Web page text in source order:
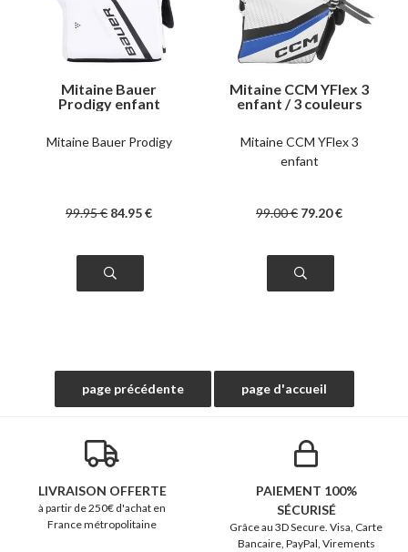
Mitaine Bauer
Prodigy enfant
Mitaine Bauer Prodigy
99.95€ 84.95€
Mitaine CCM YFlex 3
enfant / 3 couleurs
Mitaine CCM YFlex 3
enfant
99.00€ 79.20€
LIVRAISON OFFERTE
à partir de 250€ d'achat en
France métropolitaine
PAIEMENT 100%
SÉCURISÉ
Grâce au 3D Secure. Visa, Carte
Bancaire, PayPal, Virements